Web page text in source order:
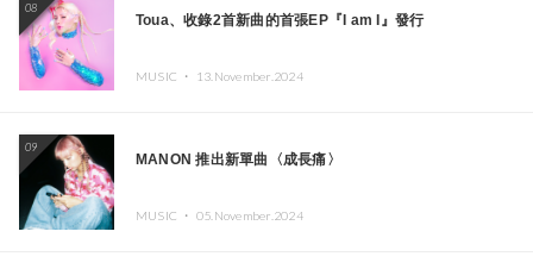
08
Toua、收錄2首新曲的首張EP『I am I』發行
MUSIC ・ 13.November.2024
09
MANON 推出新單曲〈成長痛〉
MUSIC ・ 05.November.2024